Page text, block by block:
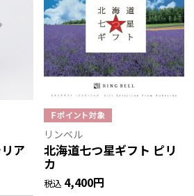
ア
リンベル
北海道七つ星ギフト ピリ
カ
税込 4,400円